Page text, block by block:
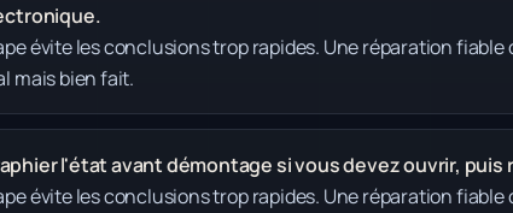
évite les conclusions trop rapides. Une réparation
mais bien fait.
l'état avant démontage si vous devez ouvrir, puis
évite les conclusions trop rapides. Une réparation